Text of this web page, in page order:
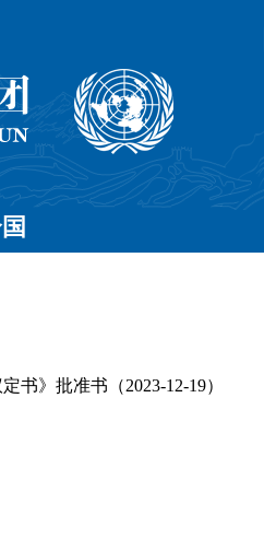
书》批准书（2023-12-19）